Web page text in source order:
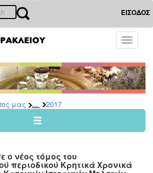
ΕΙΣΟΔΟΣ
Toggle
μας ... 2017
ο νέος τόμος του
περιοδικού Κρητικά Χρονικά